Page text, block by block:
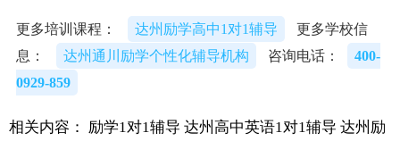
更多培训课程： 达州励学高中1对1辅导
更多学校信
息：
达州通川励学个性化辅导机构 咨询电话：
400-
0929-859
相关内容： 励学1对1辅导 达州高中英语1对1辅导 达州励